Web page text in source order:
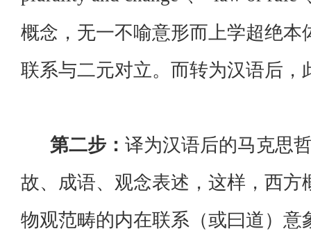
概念，无一不喻意形而上学超绝
联系与二元对立。而转为汉语后，
第二步： 译为汉语后的马克思
故、成语、观念表述，这样，西方
物观范畴的内在联系（或曰道）